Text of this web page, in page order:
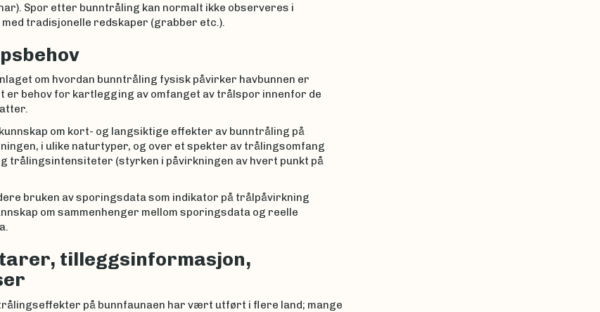
Spor etter bunntråling kan normalt ikke observeres i
tradisjonelle redskaper (grabber etc.).
om hvordan bunntråling fysisk påvirker havbunnen er
er behov for kartlegging av omfanget av trålspor innenfor de
om kort- og langsiktige effekter av bunntråling på
i ulike naturtyper, og over et spekter av trålingsomfang
trålingsintensiteter (styrken i påvirkningen av hvert punkt på
bruken av sporingsdata som indikator på trålpåvirkning
om sammenhenger mellom sporingsdata og reelle
tilleggsinformasjon,
på bunnfaunaen har vært utført i flere land; mange